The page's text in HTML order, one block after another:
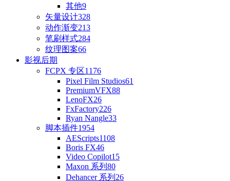
其他9
矢量设计328
动作渐变213
笔刷样式284
纹理图案66
影视后期
FCPX 专区1176
Pixel Film Studios61
PremiumVFX88
LenoFX26
FxFactory226
Ryan Nangle33
脚本插件1954
AEScripts1108
Boris FX46
Video Copilot15
Maxon 系列 80
Dehancer 系列 26